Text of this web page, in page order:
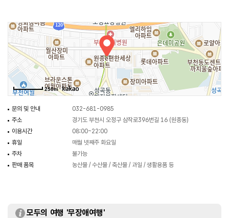
250m
문의 및 안내
032-681-0985
주소
경기도 부천시 오정구 삼작로396번길 16 (원종동)
이용시간
08:00~22:00
휴일
매월 넷째주 화요일
주차
불가능
판매 품목
농산물 / 수산물 / 축산물 / 과일 / 생활용품 등
모두의 여행 '무장애여행'